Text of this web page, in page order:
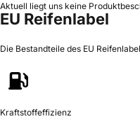
Aktuell liegt uns keine
EU Reifenlabel
Die Bestandteile des EU
Kraftstoffeffizienz